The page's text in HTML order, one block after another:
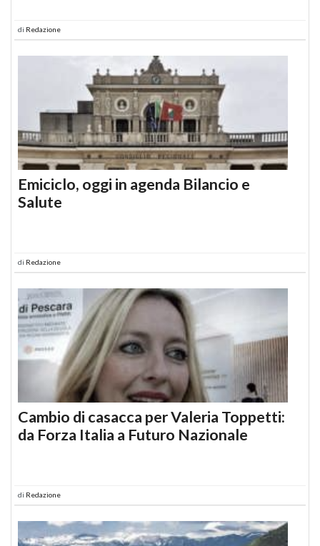
di Redazione
Emiciclo, oggi in agenda Bilancio e
Salute
di Redazione
Cambio di casacca per Valeria Toppetti:
da Forza Italia a Futuro Nazionale
di Redazione